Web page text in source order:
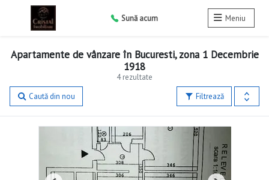
Sună acum Meniu
4 rezultate
Apartamente de vânzare în Bucuresti, zona 1 Decembrie
1918
Filtrează
Caută din nou